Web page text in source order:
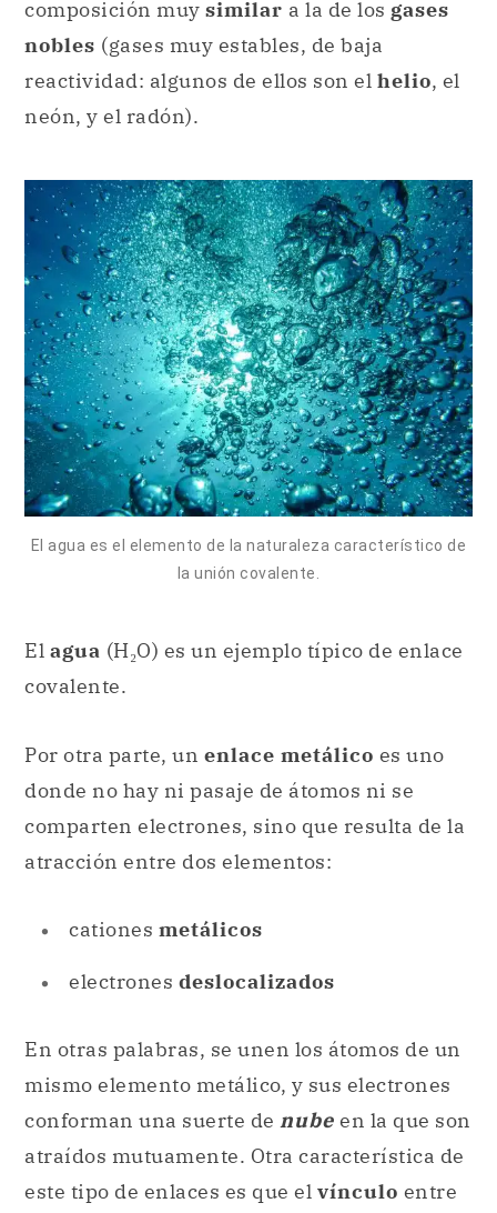
composición muy similar a la de los gases
nobles (gases muy estables, de baja
reactividad: algunos de ellos son el helio, el
neón, y el radón).
El agua es el elemento de la naturaleza característico de
la unión covalente.
El agua (H₂O) es un ejemplo típico de enlace
covalente.
Por otra parte, un enlace metálico es uno
donde no hay ni pasaje de átomos ni se
comparten electrones, sino que resulta de la
atracción entre dos elementos:
cationes metálicos
electrones deslocalizados
En otras palabras, se unen los átomos de un
mismo elemento metálico, y sus electrones
conforman una suerte de nube en la que son
atraídos mutuamente. Otra característica de
este tipo de enlaces es que el vínculo entre